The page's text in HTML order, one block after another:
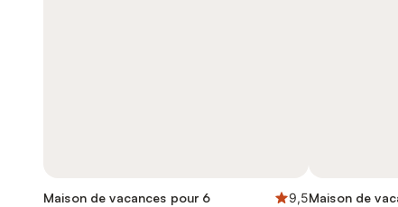
Maison de vacances pour 6
9,5Maison de